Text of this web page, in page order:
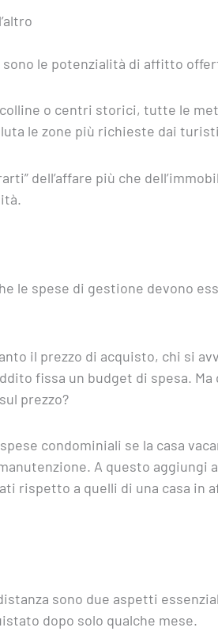
sono le potenzialità di affitto
o centri storici, tutte le
le zone più richieste dai
dell’affare più che
le spese di gestione devono
il prezzo di acquisto, chi si
fissa un budget di spesa.
prezzo?
condominiali se la casa
A questo aggiungi
rispetto a quelli di una casa
sono due aspetti
dopo solo qualche mese.